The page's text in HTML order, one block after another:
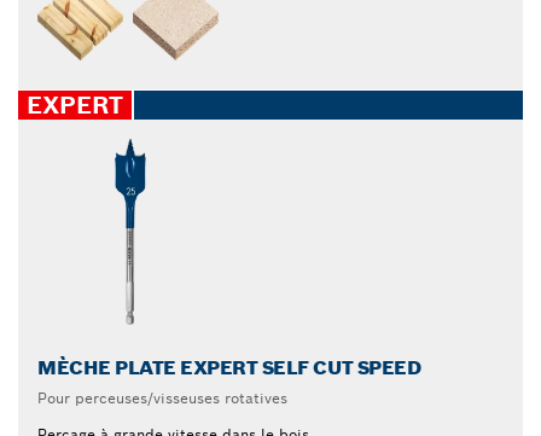
EXPERT
MÈCHE PLATE EXPERT SELF CUT SPEED
Pour perceuses/visseuses rotatives